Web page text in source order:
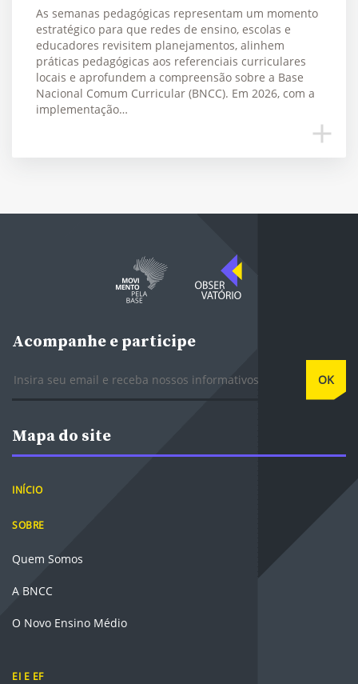
As semanas pedagógicas representam um momento
estratégico para que redes de ensino, escolas e
educadores revisitem planejamentos, alinhem
práticas pedagógicas aos referenciais curriculares
locais e aprofundem a compreensão sobre a Base
Nacional Comum Curricular (BNCC). Em 2026, com a
implementação…
Acompanhe e participe
OK
Mapa do site
INÍCIO
SOBRE
Quem Somos
A BNCC
O Novo Ensino Médio
EI E EF